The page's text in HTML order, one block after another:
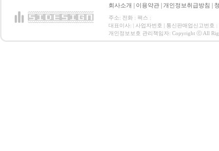
회사소개 이용약관 개인정보취급방침
주소: 전화 : 팩스 :
대표이사: | 사업자번호 | 통신판매업신고번호 :
개인정보보호 관리책임자: Copyright ⓒ All